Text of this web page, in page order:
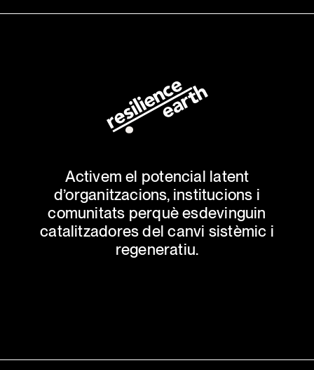
Activem el potencial latent
d’organitzacions, institucions i
comunitats perquè esdevinguin
catalitzadores del canvi sistèmic i
regeneratiu.